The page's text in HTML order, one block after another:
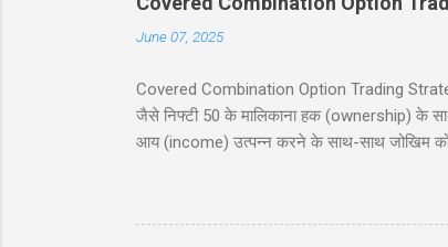
June 07, 2025
Covered Combination Option Trading
जैसे निफ्टी 50 के मालिकाना हक (ownership) के
आय (income) उत्पन्न करने के साथ-साथ जोखिम
सावधानियां शामिल हैं। यह पोस्ट नये और अनुभवी
करने में मदद करना है। सामग्री (Table of